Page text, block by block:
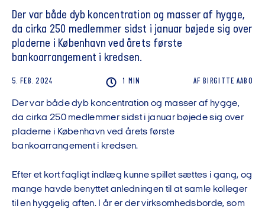
Der var både dyb koncentration og masser af hygge,
da cirka 250 medlemmer sidst i januar bøjede sig over
pladerne i København ved årets første
bankoarrangement i kredsen.
5. FEB. 2024 1 MIN AF BIRGITTE AABO
Der var både dyb koncentration og masser af hygge,
da cirka 250 medlemmer sidst i januar bøjede sig over
pladerne i København ved årets første
bankoarrangement i kredsen.
Efter et kort fagligt indlæg kunne spillet sættes i gang, og
mange havde benyttet anledningen til at samle kolleger
til en hyggelig aften. I år er der virksomhedsborde, som